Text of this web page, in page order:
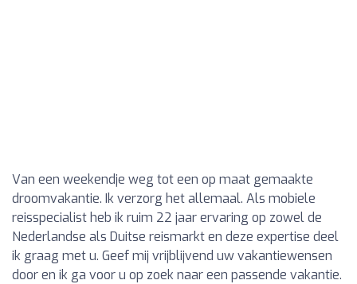
Van een weekendje weg tot een op maat gemaakte
droomvakantie. Ik verzorg het allemaal. Als mobiele
reisspecialist heb ik ruim 22 jaar ervaring op zowel de
Nederlandse als Duitse reismarkt en deze expertise deel
ik graag met u. Geef mij vrijblijvend uw vakantiewensen
door en ik ga voor u op zoek naar een passende vakantie.